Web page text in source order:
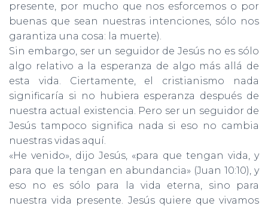
presente, por mucho que nos esforcemos o por
buenas que sean nuestras intenciones, sólo nos
garantiza una cosa: la muerte).
Sin embargo, ser un seguidor de Jesús no es sólo
algo relativo a la esperanza de algo más allá de
esta vida. Ciertamente, el cristianismo nada
significaría si no hubiera esperanza después de
nuestra actual existencia. Pero ser un seguidor de
Jesús tampoco significa nada si eso no cambia
nuestras vidas aquí.
«He venido», dijo Jesús, «para que tengan vida, y
para que la tengan en abundancia» (Juan 10:10), y
eso no es sólo para la vida eterna, sino para
nuestra vida presente. Jesús quiere que vivamos